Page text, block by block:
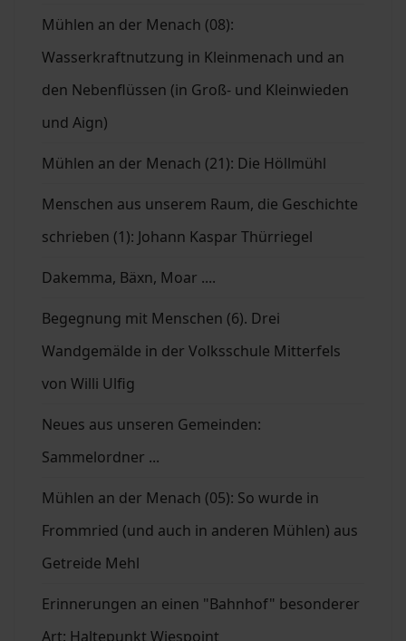
Mühlen an der Menach (08):
Wasserkraftnutzung in Kleinmenach und an
den Nebenflüssen (in Groß- und Kleinwieden
und Aign)
Mühlen an der Menach (21): Die Höllmühl
Menschen aus unserem Raum, die Geschichte
schrieben (1): Johann Kaspar Thürriegel
Dakemma, Bäxn, Moar ....
Begegnung mit Menschen (6). Drei
Wandgemälde in der Volksschule Mitterfels
von Willi Ulfig
Neues aus unseren Gemeinden:
Sammelordner ...
Mühlen an der Menach (05): So wurde in
Frommried (und auch in anderen Mühlen) aus
Getreide Mehl
Erinnerungen an einen "Bahnhof" besonderer
Art: Haltepunkt Wiespoint